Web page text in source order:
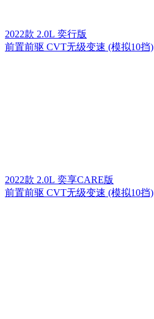
2022款 2.0L 奕行版
前置前驱 CVT无级变速 (模拟10挡)
2022款 2.0L 奕享CARE版
前置前驱 CVT无级变速 (模拟10挡)